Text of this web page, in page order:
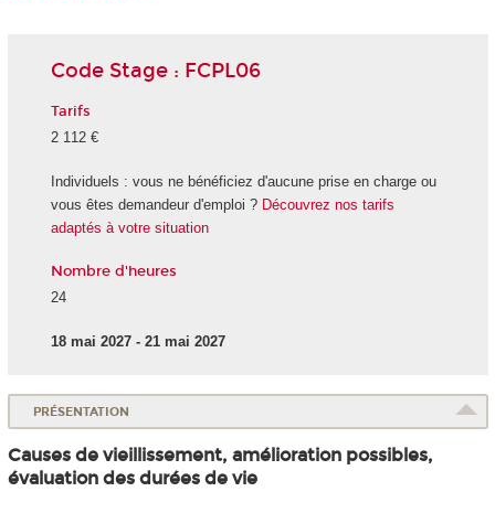
Code Stage : FCPL06
Tarifs
2 112 €
Individuels : vous ne bénéficiez d'aucune prise en charge ou
vous êtes demandeur d'emploi ? Découvrez nos tarifs
adaptés à votre situation
Nombre d'heures
24
18 mai 2027 - 21 mai 2027
PRÉSENTATION
Causes de vieillissement, amélioration possibles,
évaluation des durées de vie